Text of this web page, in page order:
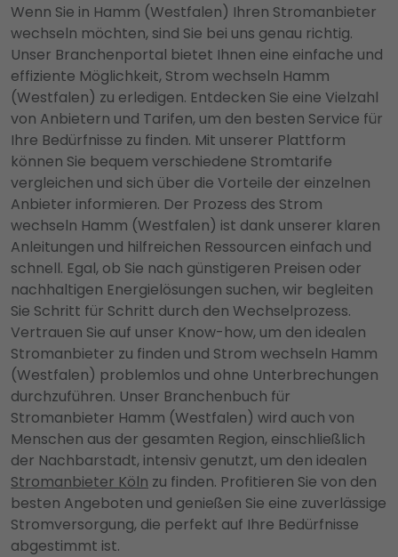
Wenn Sie in Hamm (Westfalen) Ihren Stromanbieter
wechseln möchten, sind Sie bei uns genau richtig.
Unser Branchenportal bietet Ihnen eine einfache und
effiziente Möglichkeit, Strom wechseln Hamm
(Westfalen) zu erledigen. Entdecken Sie eine Vielzahl
von Anbietern und Tarifen, um den besten Service für
Ihre Bedürfnisse zu finden. Mit unserer Plattform
können Sie bequem verschiedene Stromtarife
vergleichen und sich über die Vorteile der einzelnen
Anbieter informieren. Der Prozess des Strom
wechseln Hamm (Westfalen) ist dank unserer klaren
Anleitungen und hilfreichen Ressourcen einfach und
schnell. Egal, ob Sie nach günstigeren Preisen oder
nachhaltigen Energielösungen suchen, wir begleiten
Sie Schritt für Schritt durch den Wechselprozess.
Vertrauen Sie auf unser Know-how, um den idealen
Stromanbieter zu finden und Strom wechseln Hamm
(Westfalen) problemlos und ohne Unterbrechungen
durchzuführen. Unser Branchenbuch für
Stromanbieter Hamm (Westfalen) wird auch von
Menschen aus der gesamten Region, einschließlich
der Nachbarstadt, intensiv genutzt, um den idealen
Stromanbieter Köln zu finden. Profitieren Sie von den
besten Angeboten und genießen Sie eine zuverlässige
Stromversorgung, die perfekt auf Ihre Bedürfnisse
abgestimmt ist.